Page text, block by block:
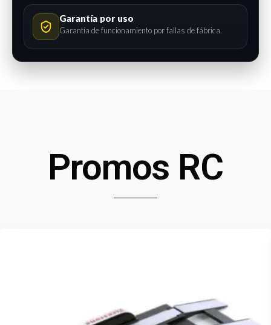
Garantía por uso
Garantía de funcionamiento por fallas de fábrica.
Promos RC